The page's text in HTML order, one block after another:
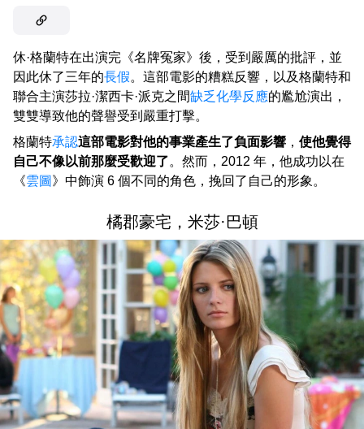
休·格蘭特在出演完《名牌冤家》後，受到嚴厲的批評，並
因此休了三年的長假。這部電影的糟糕反響，以及格蘭特和
聯合主演莎拉·潔西卡·派克之間缺乏化學反應的尷尬演出，
雙雙導致他的聲譽受到嚴重打擊。
格蘭特承認這部電影對他的事業產生了負面影響 ， 使他覺得
自己不像以前那麼受歡迎了。然而，2012 年，他成功以在
《雲圖 》中飾演 6 個不同的角色，挽回了自己的形象。
橘郡豪宅，米莎·巴頓